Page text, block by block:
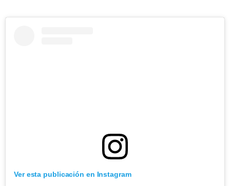
Ver esta publicación en Instagram